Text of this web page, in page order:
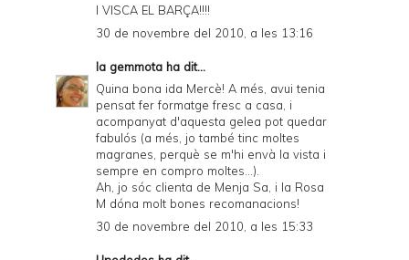
I VISCA EL BARÇA!!!!
30 de novembre del 2010, a les 13:16
la gemmota ha dit...
Quina bona ida Mercè! A més, avui tenia
pensat fer formatge fresc a casa, i
acompanyat d'aquesta gelea pot quedar
fabulós (a més, jo també tinc moltes
magranes, perquè se m'hi envà la vista i
sempre en compro moltes...).
Ah, jo sóc clienta de Menja Sa, i la Rosa
M dóna molt bones recomanacions!
30 de novembre del 2010, a les 15:33